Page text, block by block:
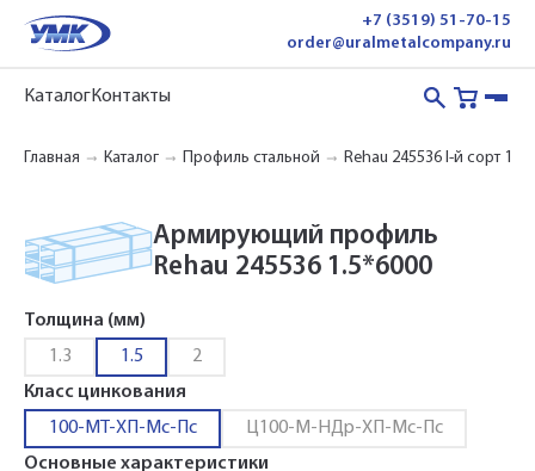
+7 (3519) 51-70-15
order@uralmetalcompany.ru
КаталогКонтакты
Главная Каталог Профиль стальной Rehau 245536 I-й сорт
Армирующий профиль
Rehau 245536 1.5*6000
Толщина (мм)
1.3
1.5
2
Класс цинкования
100-МТ-ХП-Мс-Пс
Ц100-М-НДр-ХП-Мс-Пс
Основные характеристики